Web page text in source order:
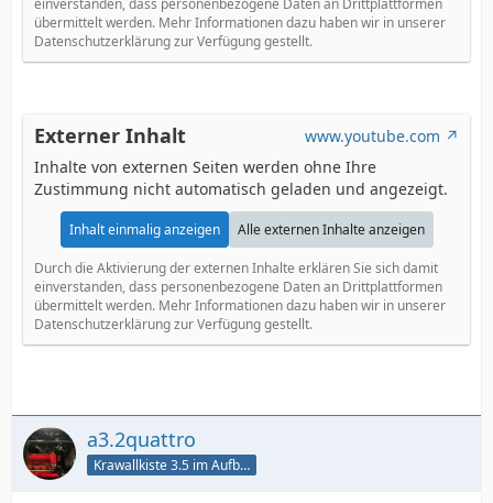
einverstanden, dass personenbezogene Daten an Drittplattformen
übermittelt werden. Mehr Informationen dazu haben wir in unserer
Datenschutzerklärung zur Verfügung gestellt.
Externer Inhalt
www.youtube.com
Inhalte von externen Seiten werden ohne Ihre
Zustimmung nicht automatisch geladen und angezeigt.
Inhalt einmalig anzeigen Alle externen Inhalte anzeigen
Durch die Aktivierung der externen Inhalte erklären Sie sich damit
einverstanden, dass personenbezogene Daten an Drittplattformen
übermittelt werden. Mehr Informationen dazu haben wir in unserer
Datenschutzerklärung zur Verfügung gestellt.
a3.2quattro
Krawallkiste 3.5 im Aufbau